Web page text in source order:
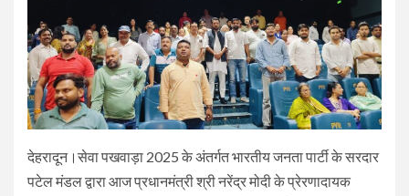
देहरादून।सेवा पखवाड़ा 2025 के अंतर्गत भारतीय जनता पार्टी के सरदार
पटेल मंडल द्वारा आज प्रधानमंत्री श्री नरेंद्र मोदी के प्रेरणादायक